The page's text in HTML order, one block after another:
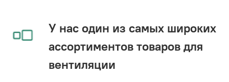
У нас один из самых широких
ассортиментов товаров для
вентиляции